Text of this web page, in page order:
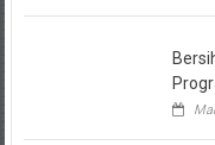
Bersih-bersih, 60 Warga